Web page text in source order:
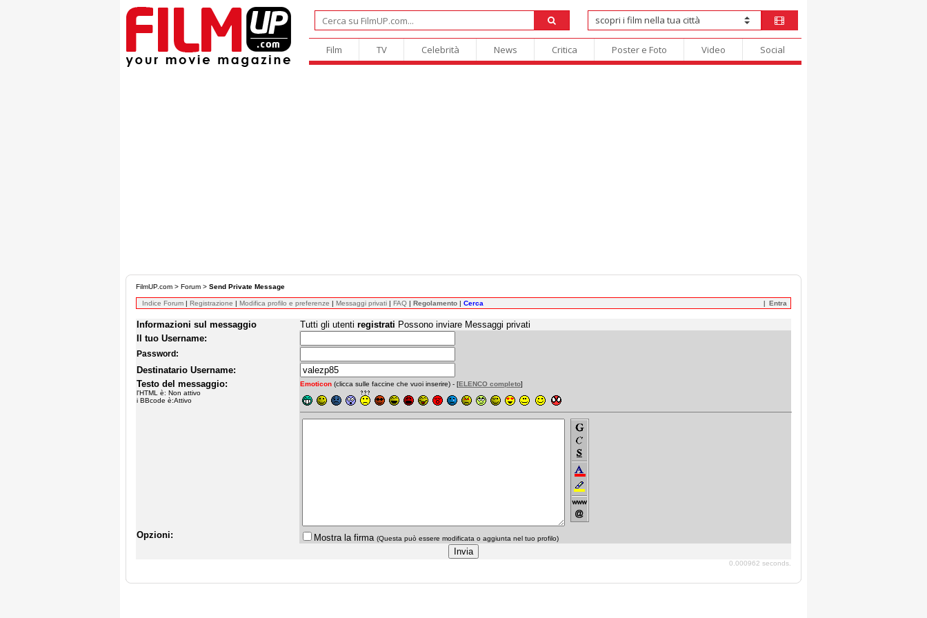
Film TV Celebrità News Critica Poster e Foto Video Social
FilmUP.com > Forum > Send Private Message
Indice Forum | Registrazione | Modifica profilo e preferenze | Messaggi privati | FAQ | Regolamento | Cerca Entra
Informazioni sul messaggio Tutti gli utenti registrati Possono inviare Messaggi privati
Il tuo Username:
Password:
Destinatario Username:
Testo del messaggio:
l'HTML è: Non attivo
i BBcode è:Attivo
Emoticon (clicca sulle faccine che vuoi inserire) - [ELENCO completo]
Opzioni: Mostra la firma (Questa può essere modificata o aggiunta nel tuo profilo)
0.000962 seconds.